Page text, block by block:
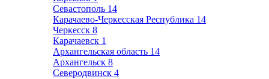
Севастополь 14
Карачаево-Черкесская Республика 14
Черкесск 8
Карачаевск 1
Архангельская область 14
Архангельск 8
Северодвинск 4